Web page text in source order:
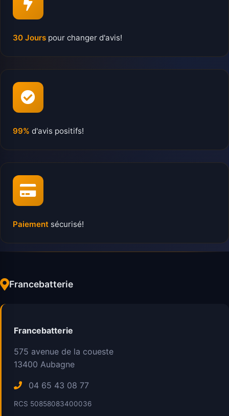
30 Jours pour changer d'avis!
99% d'avis positifs!
Paiement sécurisé!
Francebatterie
Francebatterie
575 avenue de la coueste
13400 Aubagne
04 65 43 08 77
RCS 50858083400036